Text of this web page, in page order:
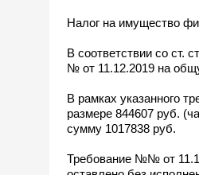
Налог на имущество
В соответствии со ст.
№ от 11.12.2019 на
В рамках указанного
размере 844607 руб.
сумму 1017838 руб.
Требование №№ от